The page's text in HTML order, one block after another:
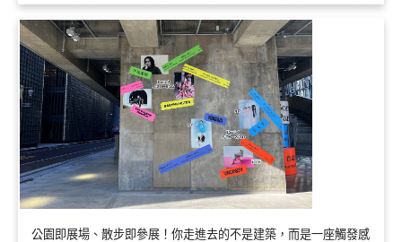
公園即展場、散步即參展！你走進去的不是建築，而是一座觸發感